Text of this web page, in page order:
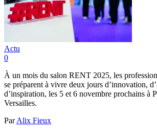
Actu
0
À un mois du salon RENT 2025, les
se préparent à vivre deux jours d’innovation,
d’inspiration, les 5 et 6 novembre prochains à
Versailles.
ParAlix Fieux